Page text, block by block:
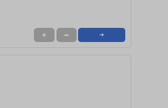
★ ➦ ➜